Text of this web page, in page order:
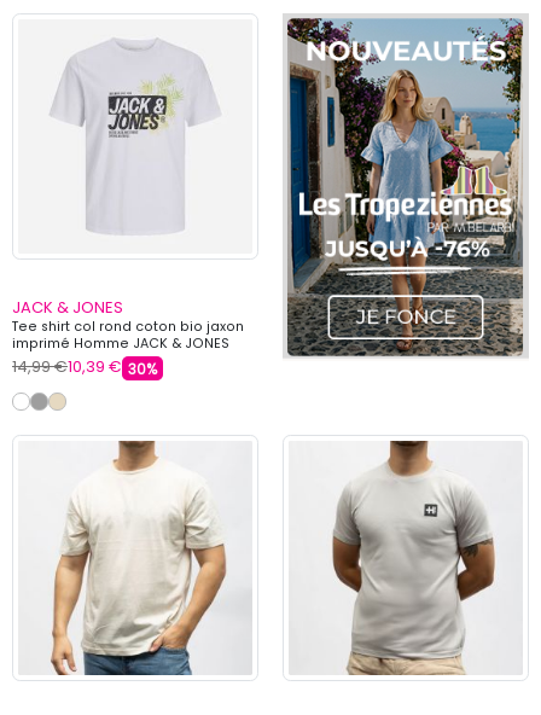
JACK & JONES
Tee shirt col rond coton bio jaxon
imprimé Homme JACK & JONES
14,99 €10,39 € 30%